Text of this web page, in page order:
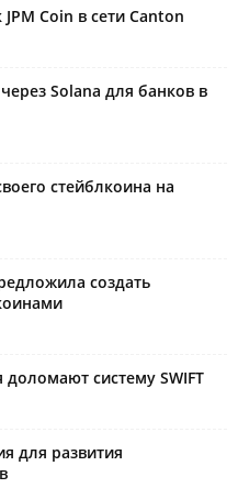
Coin в сети Canton
Solana для банков в
стейблкоина на
создать
систему SWIFT
для развития